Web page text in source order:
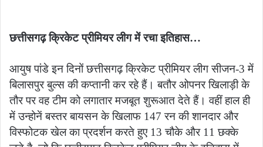
छत्तीसगढ़ क्रिकेट प्रीमियर लीग में रचा इतिहास…
आयुष पांडे इन दिनों छत्तीसगढ़ क्रिकेट प्रीमियर लीग सीजन-3 में
बिलासपुर बुल्स की कप्तानी कर रहे हैं। बतौर ओपनर खिलाड़ी के
तौर पर वह टीम को लगातार मजबूत शुरूआत देते हैं। वहीं हाल ही
में उन्होनें बस्तर बायसन के खिलाफ 147 रन की शानदार और
विस्फोटक खेल का प्रदर्शन करते हुए 13 चौके और 11 छक्के